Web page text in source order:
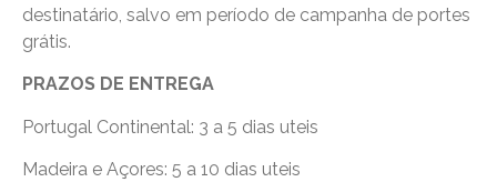
destinatário, salvo em período de campanha de portes
grátis.
PRAZOS DE ENTREGA
Portugal Continental: 3 a 5 dias uteis
Madeira e Açores: 5 a 10 dias uteis